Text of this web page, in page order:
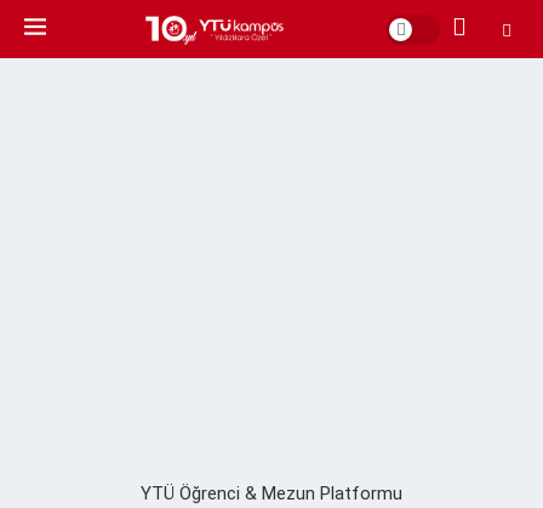
YTÜ Öğrenci & Mezun Platformu